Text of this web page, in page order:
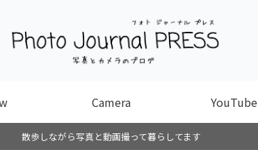
Camera YouTube
散歩しながら写真と動画撮って暮らしてます